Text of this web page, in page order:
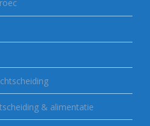
& alimentatie